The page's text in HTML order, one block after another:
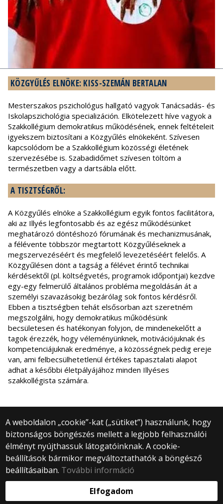
KÖZGYŰLÉS ELNÖKE: KISS-SZEMÁN BERTALAN
Mesterszakos pszichológus hallgató vagyok Tanácsadás- és
Iskolapszichológia specializáción. Elkötelezett híve vagyok a
Szakkollégium demokratikus működésének, ennek feltételeit
igyekszem biztosítani a Közgyűlés elnökeként. Szívesen
kapcsolódom be a Szakkollégium közösségi életének
szervezésébe is. Szabadidőmet szívesen töltöm a
természetben vagy a dartsábla előtt.
A TISZTSÉGRŐL:
A Közgyűlés elnöke a Szakkollégium egyik fontos facilitátora,
aki az Illyés legfontosabb és az egész működésünket
meghatározó döntéshozó fórumának és mechanizmusának,
a félévente többször megtartott Közgyűléseknek a
megszervezéséért és megfelelő levezetéséért felelős. A
Közgyűlésen dönt a tagság a félévet érintő technikai
kérdésektől (pl. költségvetés, programok időpontjai) kezdve
egy-egy felmerülő általános probléma megoldásán át a
személyi szavazásokig bezárólag sok fontos kérdésről.
Ebben a tisztségben tehát elsősorban azt szeretném
megszolgálni, hogy demokratikus működésünk
becsületesen és hatékonyan folyjon, de mindenekelőtt a
tagok érezzék, hogy véleményünknek, motivációjuknak és
kompetenciájuknak eredménye, a közösségnek pedig ereje
van, ami felbecsülhetetlenül értékes tapasztalati alapot
adhat a későbbi életpályájához minden Illyéses
szakkollégista számára.
A weboldalon „cookie”-kat („sütiket”) használunk, hogy
biztonságos böngészés mellett a legjobb felhasználói
élményt nyújthassuk látogatóinknak. A cookie-
beállítások bármikor megváltoztathatók a böngésző
beállításaiban. További információ
Elfogadom
© 2025 Eötvös Loránd Tudományegyetem
Minden jog fenntartva.
1053 Budapest, Egyetem tér 1–3.
Központi telefonszám: +36 1 411 6500
Webfejlesztés: